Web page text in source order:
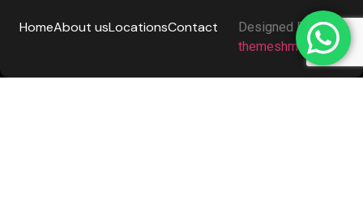
HomeAbout usLocationsContact
Designed By
themeshmedia.com